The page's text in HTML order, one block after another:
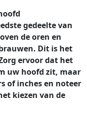
gedeelte van
de oren en
Dit is het
ervoor dat het
uw hoofd zit, maar
of inches en noteer
kiezen van de